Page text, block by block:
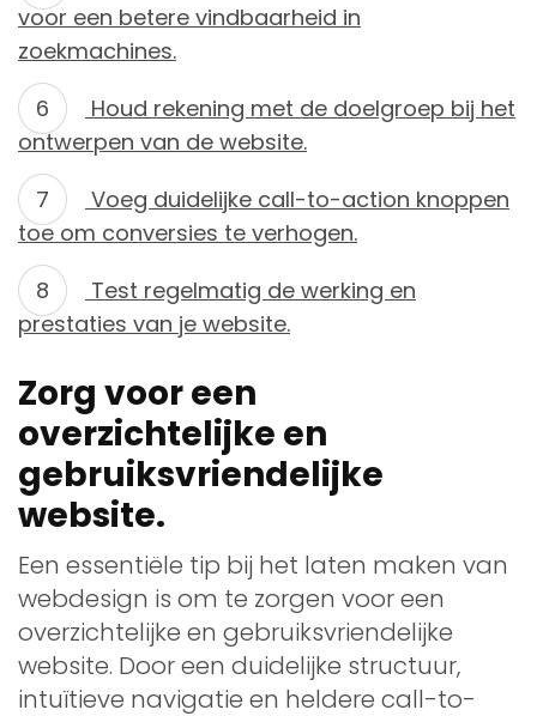
voor een betere vindbaarheid in
zoekmachines.
Houd rekening met de doelgroep bij het
ontwerpen van de website.
Voeg duidelijke call-to-action knoppen
toe om conversies te verhogen.
Test regelmatig de werking en
prestaties van je website.
Zorg voor een
overzichtelijke en
gebruiksvriendelijke
website.
Een essentiële tip bij het laten maken van
webdesign is om te zorgen voor een
overzichtelijke en gebruiksvriendelijke
website. Door een duidelijke structuur,
intuïtieve navigatie en heldere call-to-